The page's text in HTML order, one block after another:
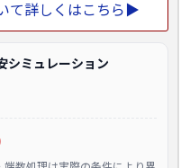
て詳しくはこちら▶
シミュレーション